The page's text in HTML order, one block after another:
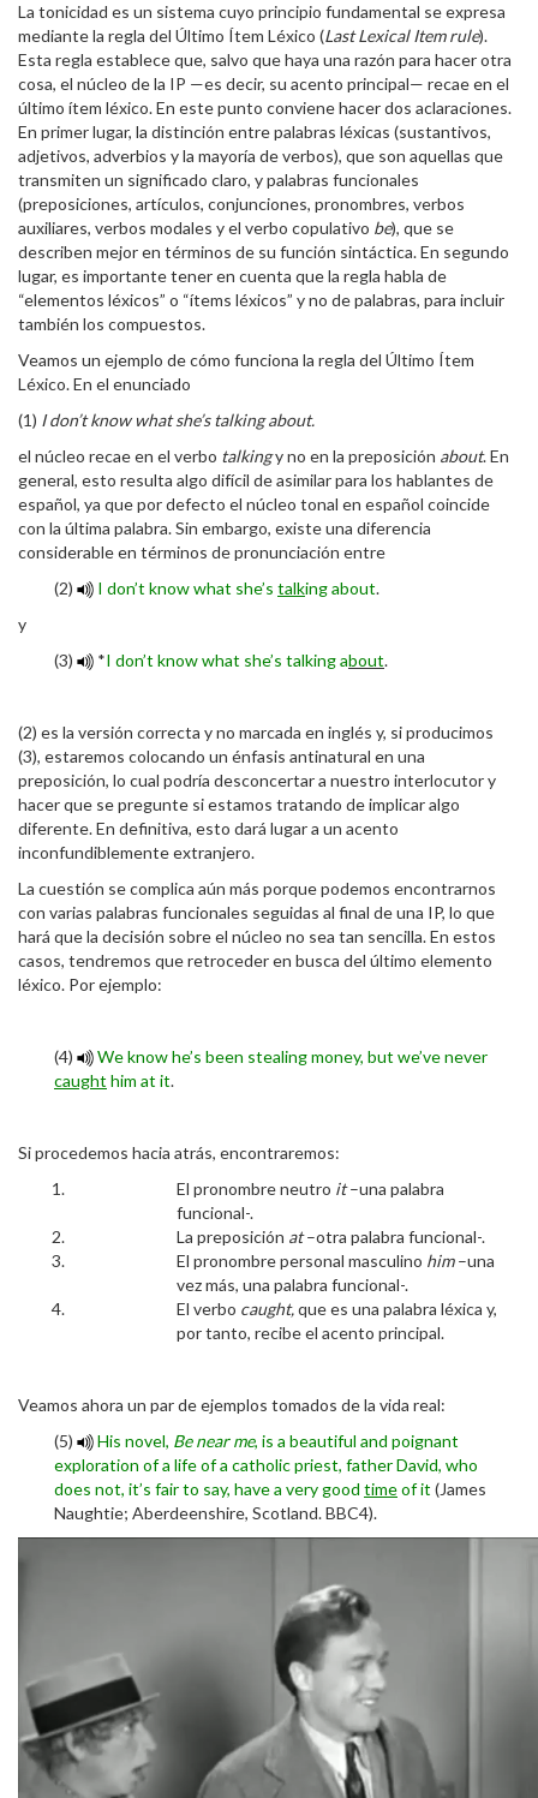
La tonicidad es un sistema cuyo principio fundamental se expresa
mediante la regla del Último Ítem Léxico (Last Lexical Item rule).
Esta regla establece que, salvo que haya una razón para hacer otra
cosa, el núcleo de la IP —es decir, su acento principal— recae en el
último ítem léxico. En este punto conviene hacer dos aclaraciones.
En primer lugar, la distinción entre palabras léxicas (sustantivos,
adjetivos, adverbios y la mayoría de verbos), que son aquellas que
transmiten un significado claro, y palabras funcionales
(preposiciones, artículos, conjunciones, pronombres, verbos
auxiliares, verbos modales y el verbo copulativo be), que se
describen mejor en términos de su función sintáctica. En segundo
lugar, es importante tener en cuenta que la regla habla de
“elementos léxicos” o “ítems léxicos” y no de palabras, para incluir
también los compuestos.
Veamos un ejemplo de cómo funciona la regla del Último Ítem
Léxico. En el enunciado
(1) I don’t know what she’s talking about.
el núcleo recae en el verbo talkingy no en la preposición about. En
general, esto resulta algo difícil de asimilar para los hablantes de
español, ya que por defecto el núcleo tonal en español coincide
con la última palabra. Sin embargo, existe una diferencia
considerable en términos de pronunciación entre
(2)
I don’t know what she’s talking about.
y
(3)
*I don’t know what she’s talking about.
(2) es la versión correcta y no marcada en inglés y, si producimos
(3), estaremos colocando un énfasis antinatural en una
preposición, lo cual podría desconcertar a nuestro interlocutor y
hacer que se pregunte si estamos tratando de implicar algo
diferente. En definitiva, esto dará lugar a un acento
inconfundiblemente extranjero.
La cuestión se complica aún más porque podemos encontrarnos
con varias palabras funcionales seguidas al final de una IP, lo que
hará que la decisión sobre el núcleo no sea tan sencilla. En estos
casos, tendremos que retroceder en busca del último elemento
léxico. Por ejemplo:
(4)
We know he’s been stealing money, but we’ve never
caught him at it.
Si procedemos hacia atrás, encontraremos:
El pronombre neutro it–una palabra
funcional-.
La preposición at–otra palabra funcional-.
El pronombre personal masculino him–una
vez más, una palabra funcional-.
El verbo caught,que es una palabra léxica y,
por tanto, recibe el acento principal.
Veamos ahora un par de ejemplos tomados de la vida real:
(5)
His novel, Be near me, is a beautiful and poignant
exploration of a life of a catholic priest, father David, who
does not, it’s fair to say, have a very good timeof it (James
Naughtie; Aberdeenshire, Scotland. BBC4).